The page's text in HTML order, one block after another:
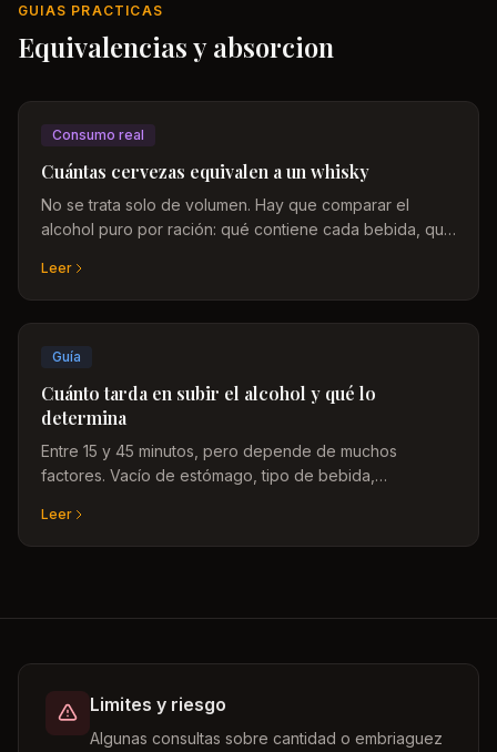
GUIAS PRACTICAS
Equivalencias y absorcion
Consumo real
Cuántas cervezas equivalen a un whisky
No se trata solo de volumen. Hay que comparar el
alcohol puro por ración: qué contiene cada bebida, qué
todo.
Leer
Guía
Cuánto tarda en subir el alcohol y qué lo
determina
Entre 15 y 45 minutos, pero depende de muchos
factores. Vacío de estómago, tipo de bebida,
las variables explicadas.
Leer
Limites y riesgo
Algunas consultas sobre cantidad o embriaguez